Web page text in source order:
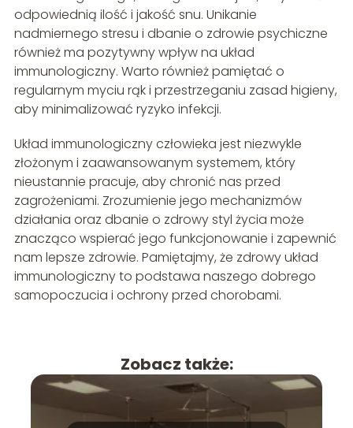
odpowiednią ilość i jakość snu. Unikanie
nadmiernego stresu i dbanie o zdrowie psychiczne
również ma pozytywny wpływ na układ
immunologiczny. Warto również pamiętać o
regularnym myciu rąk i przestrzeganiu zasad higieny,
aby minimalizować ryzyko infekcji.
Układ immunologiczny człowieka jest niezwykle
złożonym i zaawansowanym systemem, który
nieustannie pracuje, aby chronić nas przed
zagrożeniami. Zrozumienie jego mechanizmów
działania oraz dbanie o zdrowy styl życia może
znacząco wspierać jego funkcjonowanie i zapewnić
nam lepsze zdrowie. Pamiętajmy, że zdrowy układ
immunologiczny to podstawa naszego dobrego
samopoczucia i ochrony przed chorobami.
Zobacz także: